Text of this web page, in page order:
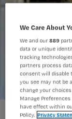
155 gedwongen
We Care About
We and our889
data or unique
tracking
partners process
consent will disable
you see may not be
change your
Manage
have effect within
Policy. Privacy